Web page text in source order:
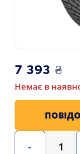
7 393 ₴
Немає в
-